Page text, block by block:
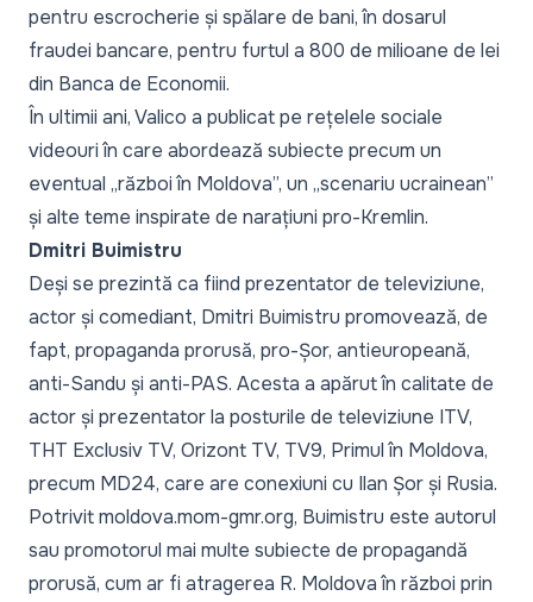
pentru escrocherie și spălare de bani, în dosarul
fraudei bancare, pentru furtul a 800 de milioane de lei
din Banca de Economii.
În ultimii ani, Valico a publicat pe rețelele sociale
videouri în care abordează subiecte precum un
eventual „război în Moldova”, un „scenariu ucrainean”
și alte teme inspirate de narațiuni pro-Kremlin.
Dmitri Buimistru
Deși se prezintă ca fiind prezentator de televiziune,
actor și comediant, Dmitri Buimistru promovează, de
fapt, propaganda prorusă, pro-Șor, antieuropeană,
anti-Sandu și anti-PAS. Acesta a apărut în calitate de
actor și prezentator la posturile de televiziune ITV,
THT Exclusiv TV, Orizont TV, TV9, Primul în Moldova,
precum MD24, care are conexiuni cu Ilan Șor și Rusia.
Potrivitmoldova.mom-gmr.org, Buimistru este autorul
sau promotorul mai multe subiecte de propagandă
prorusă, cum ar fi atragerea R. Moldova în război prin